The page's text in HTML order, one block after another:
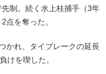
制。続く水上桂捕手（3年
点を奪った。
かれ、タイブレークの延長
けを喫した。